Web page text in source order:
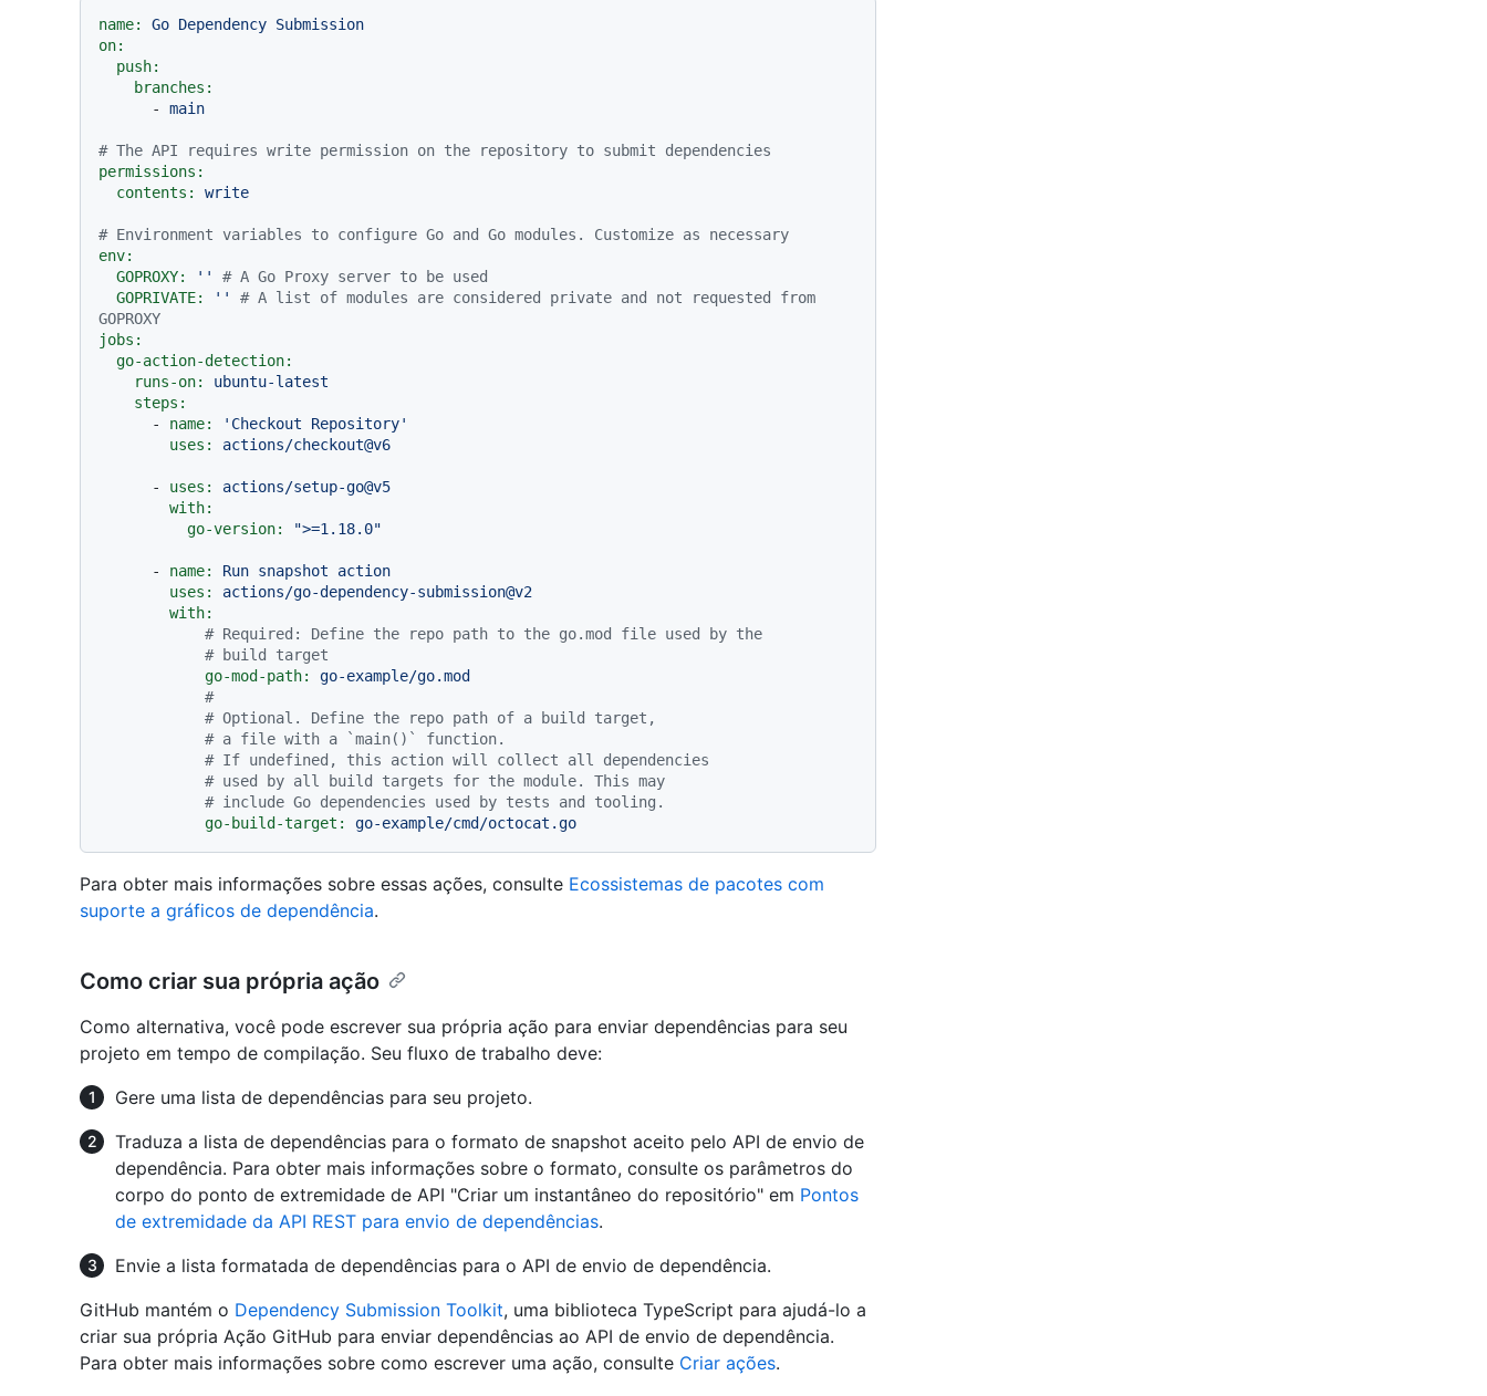
name: Go Dependency Submission
on:
push:
branches:
-
main
# The API requires write permission on the repository to submit dependencies
permissions:
contents:
write
# Environment variables to configure Go and Go modules. Customize as necessary
env:
GOPROXY:
''
# A Go Proxy server to be used
GOPRIVATE:
''
# A list of modules are considered private and not requested from
GOPROXY
jobs:
go-action-detection:
runs-on:
ubuntu-latest
steps:
-
name:
'Checkout Repository'
uses:
actions/checkout@v6
- uses:
actions/setup-go@v5
with:
go-version:
">=1.18.0"
- name: Run snapshot
action
uses:
actions/go-dependency-submission@v2
with:
# Required: Define the repo path to the go.mod file used by the
# build target
go-mod-path:
go-example/go.mod
#
# Optional. Define the repo path of a build target,
# a file with a `main()` function.
# If undefined, this action will collect all dependencies
# used by all build targets for the module. This may
# include Go dependencies used by tests and tooling.
go-build-target:
go-example/cmd/octocat.go
Para obter mais informações sobre essas ações, consulte Ecossistemas de pacotes com
suporte a gráficos de dependência.
Como criar sua própria ação
Como alternativa, você pode escrever sua própria ação para enviar dependências para seu
projeto em tempo de compilação. Seu fluxo de trabalho deve:
Gere uma lista de dependências para seu projeto.
Traduza a lista de dependências para o formato de snapshot aceito pelo API de envio de
dependência. Para obter mais informações sobre o formato, consulte os parâmetros do
corpo do ponto de extremidade de API "Criar um instantâneo do repositório" em Pontos
de extremidade da API REST para envio de dependências.
Envie a lista formatada de dependências para o API de envio de dependência.
GitHub mantém o Dependency Submission Toolkit, uma biblioteca TypeScript para ajudá-lo a
criar sua própria Ação GitHub para enviar dependências ao API de envio de dependência.
Para obter mais informações sobre como escrever uma ação, consulte Criar ações.